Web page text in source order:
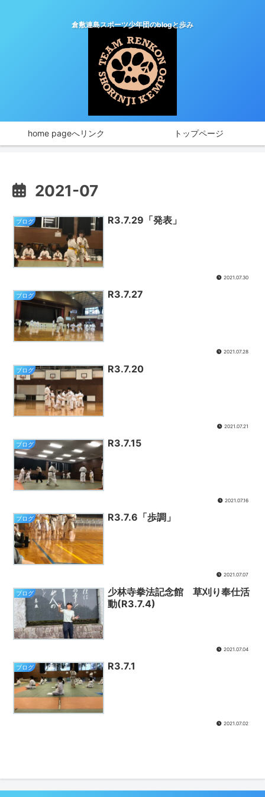
倉敷連島スポーツ少年団のblogと歩み
home pageへリンク トップページ
2021-07
ブログ R3.7.29「発表」
2021.07.30
ブログ R3.7.27
2021.07.28
ブログ R3.7.20
2021.07.21
ブログ R3.7.15
2021.07.16
ブログ R3.7.6「歩調」
2021.07.07
ブログ
少林寺拳法記念館 草刈り奉仕活
動(R3.7.4)
2021.07.04
ブログ R3.7.1
2021.07.02